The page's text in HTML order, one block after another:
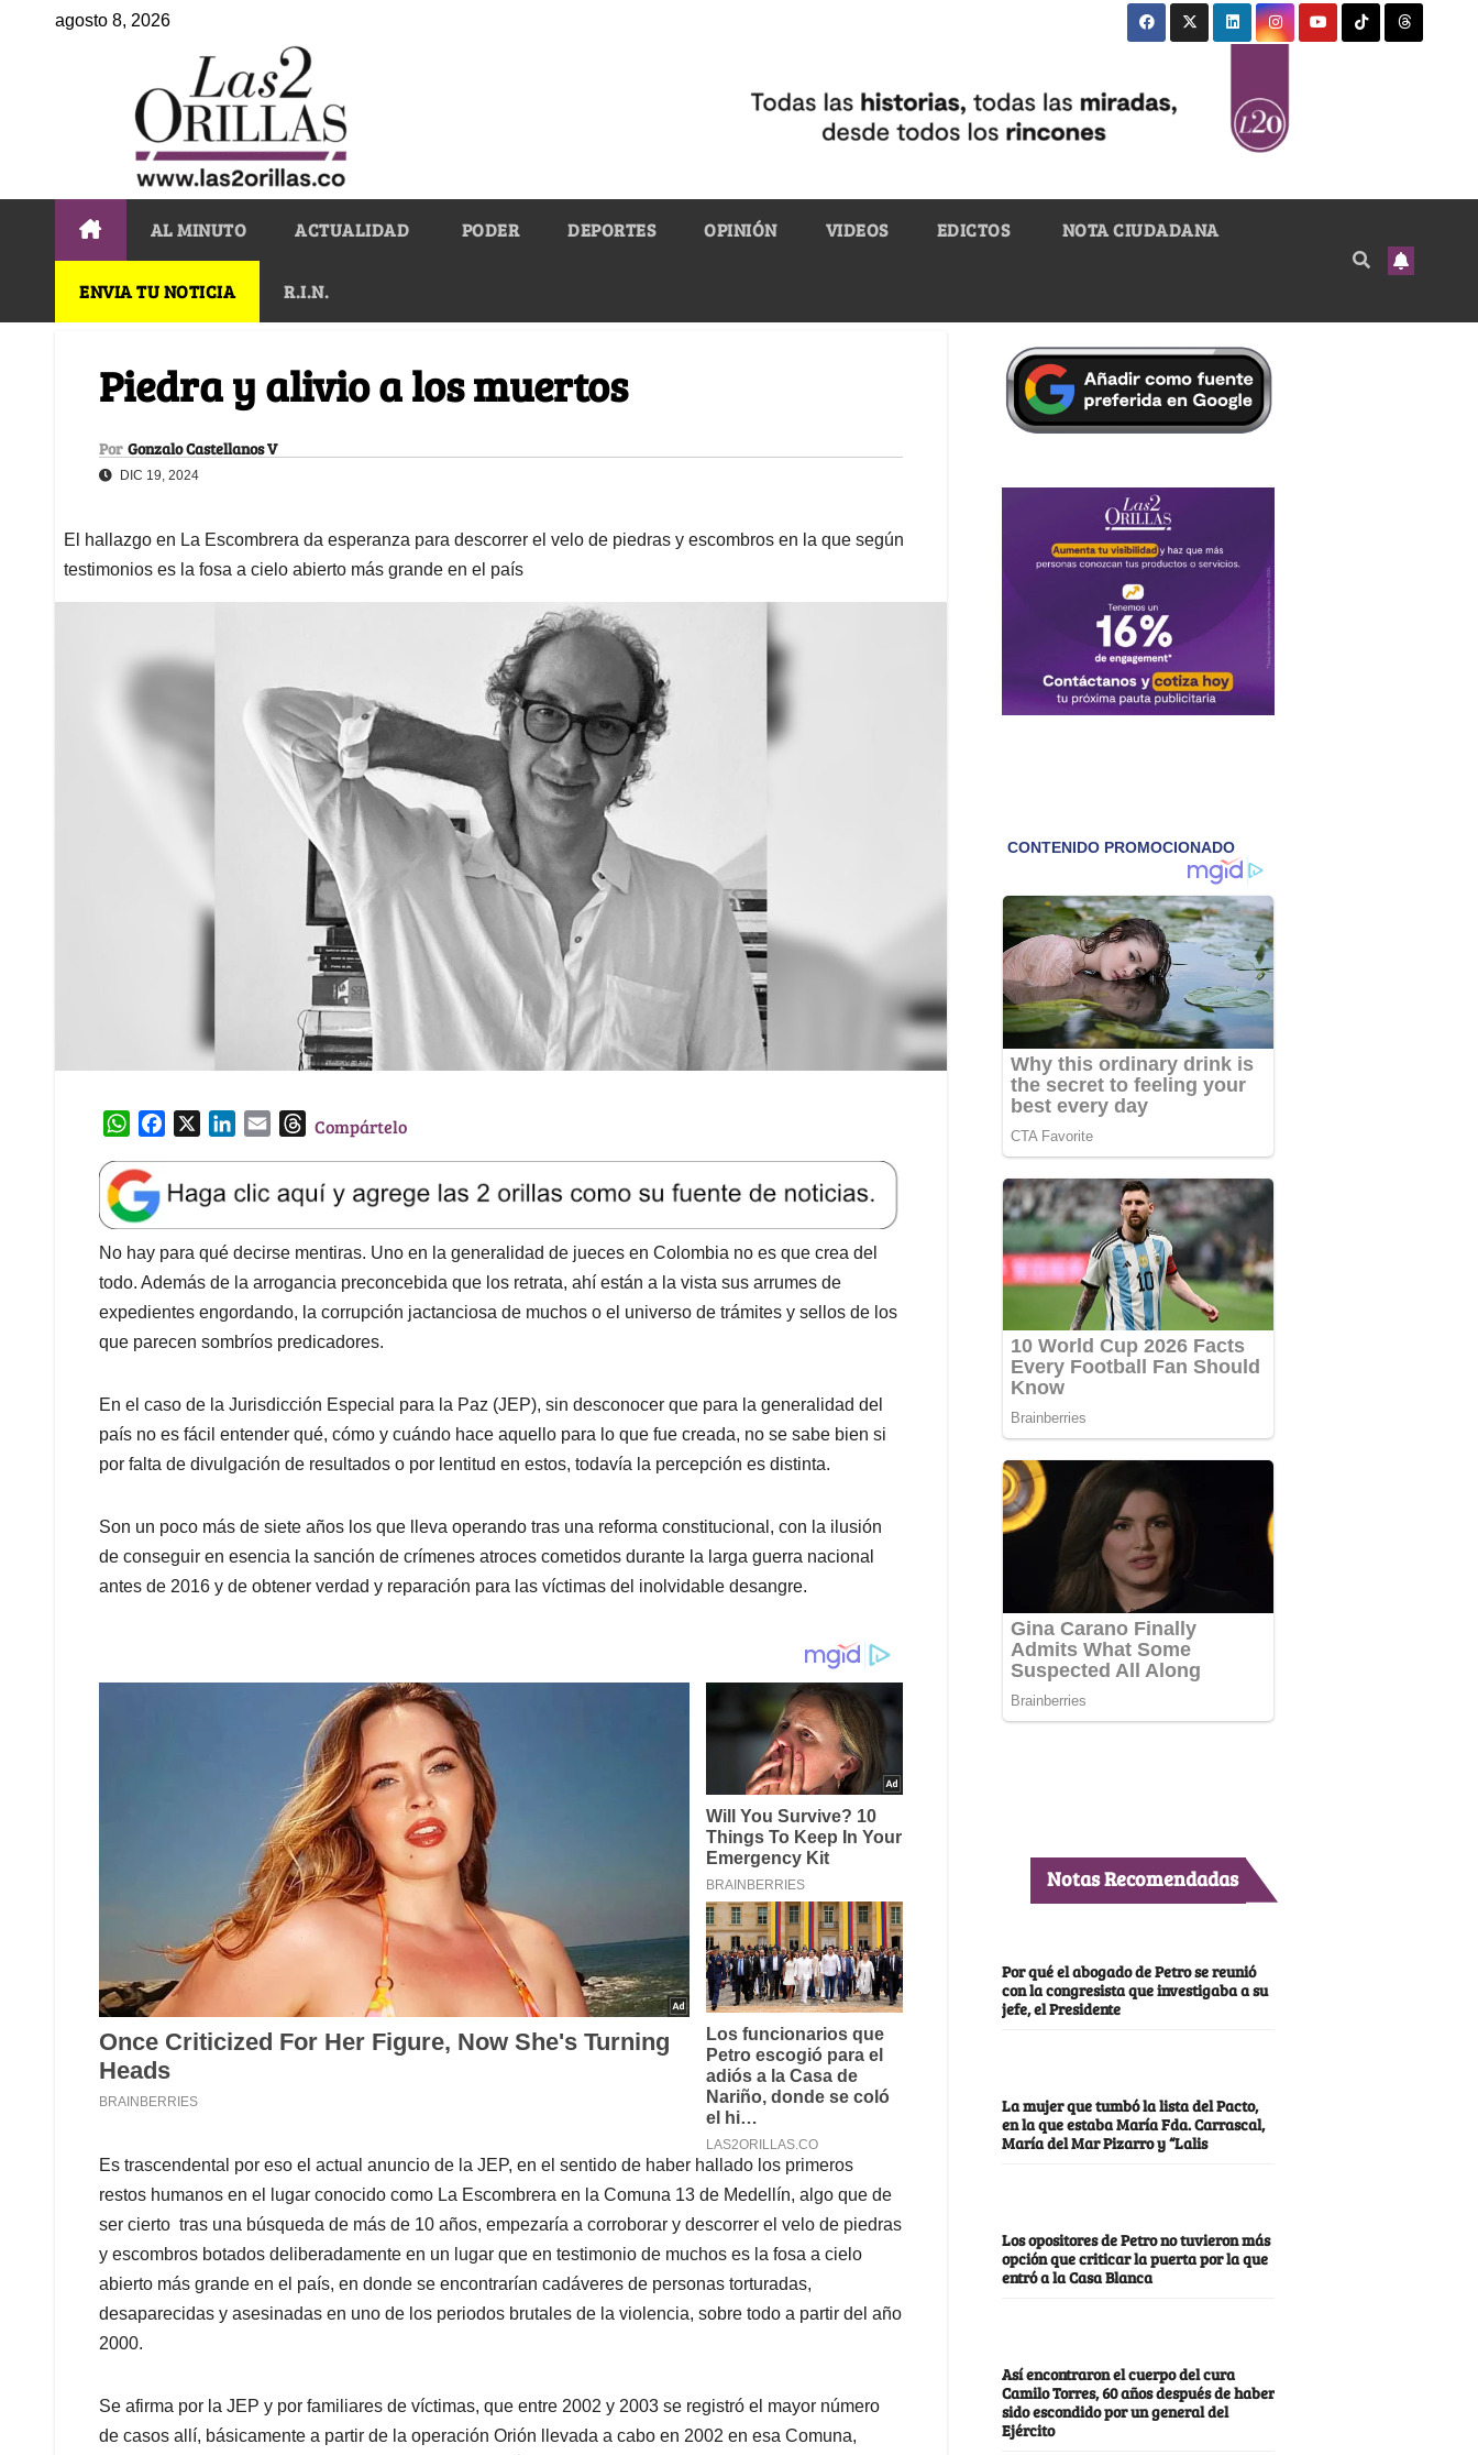
agosto 8, 2026
AL MINUTO ACTUALIDAD PODER DEPORTES OPINIÓN VIDEOS EDICTOS NOTA CIUDADANA
ENVIA TU NOTICIA R.I.N.
Piedra y alivio a los muertos
Por Gonzalo Castellanos V
DIC 19, 2024
El hallazgo en La Escombrera da esperanza para descorrer el velo de piedras y escombros en la que según
testimonios es la fosa a cielo abierto más grande en el país
W
a
t
s
A
p
p
e
b
o
o
k
k
e
d
I
n
l
T
e
a
d
s
Compártelo
No hay para qué decirse mentiras. Uno en la generalidad de jueces en Colombia no es que crea del
todo. Además de la arrogancia preconcebida que los retrata, ahí están a la vista sus arrumes de
expedientes engordando, la corrupción jactanciosa de muchos o el universo de trámites y sellos de los
que parecen sombríos predicadores.
En el caso de la Jurisdicción Especial para la Paz (JEP), sin desconocer que para la generalidad del
país no es fácil entender qué, cómo y cuándo hace aquello para lo que fue creada, no se sabe bien si
por falta de divulgación de resultados o por lentitud en estos, todavía la percepción es distinta.
Son un poco más de siete años los que lleva operando tras una reforma constitucional, con la ilusión
de conseguir en esencia la sanción de crímenes atroces cometidos durante la larga guerra nacional
antes de 2016 y de obtener verdad y reparación para las víctimas del inolvidable desangre.
Es trascendental por eso el actual anuncio de la JEP, en el sentido de haber hallado los primeros
restos humanos en el lugar conocido como La Escombrera en la Comuna 13 de Medellín, algo que de
ser cierto tras una búsqueda de más de 10 años, empezaría a corroborar y descorrer el velo de piedras
y escombros botados deliberadamente en un lugar que en testimonio de muchos es la fosa a cielo
abierto más grande en el país, en donde se encontrarían cadáveres de personas torturadas,
desaparecidas y asesinadas en uno de los periodos brutales de la violencia, sobre todo a partir del año
2000.
Se afirma por la JEP y por familiares de víctimas, que entre 2002 y 2003 se registró el mayor número
de casos allí, básicamente a partir de la operación Orión llevada a cabo en 2002 en esa Comuna,
Notas Recomendadas
Por qué el abogado de Petro se reunió
con la congresista que investigaba a su
jefe, el Presidente
La mujer que tumbó la lista del Pacto,
en la que estaba María Fda. Carrascal,
María del Mar Pizarro y “Lalis
Los opositores de Petro no tuvieron más
opción que criticar la puerta por la que
entró a la Casa Blanca
Así encontraron el cuerpo del cura
Camilo Torres, 60 años después de haber
sido escondido por un general del
Ejército